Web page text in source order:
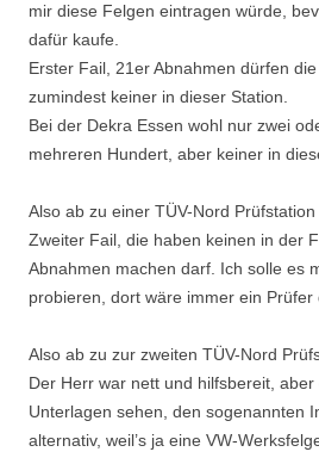
mir diese Felgen eintragen würde,
dafür kaufe.
Erster Fail, 21er Abnahmen dürfen die
zumindest keiner in dieser Station.
Bei der Dekra Essen wohl nur zwei
mehreren Hundert, aber keiner in
Also ab zu einer TÜV-Nord Prüfstation
Zweiter Fail, die haben keinen in der
Abnahmen machen darf. Ich solle es
probieren, dort wäre immer ein Prüfer
Also ab zu zur zweiten TÜV-Nord
Der Herr war nett und hilfsbereit,
Unterlagen sehen, den sogenannten
alternativ, weil’s ja eine VW-